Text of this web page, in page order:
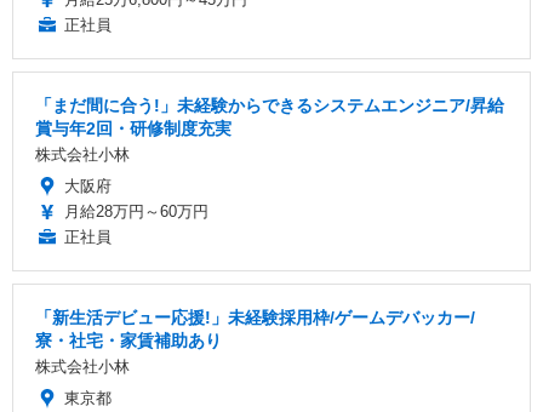
正社員
「まだ間に合う!」未経験からできるシステムエンジニア/昇給
賞与年2回・研修制度充実
株式会社小林
大阪府
月給28万円～60万円
正社員
「新生活デビュー応援!」未経験採用枠/ゲームデバッカー/
寮・社宅・家賃補助あり
株式会社小林
東京都